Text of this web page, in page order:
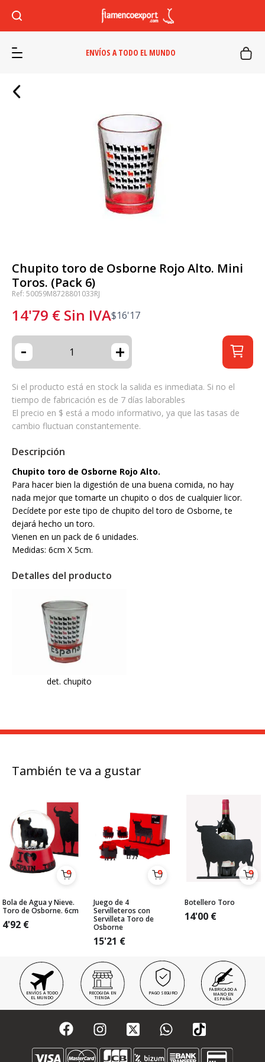
ENVÍOS A TODO EL MUNDO
Chupito toro de Osborne Rojo Alto. Mini
Toros. (Pack 6)
Ref: 50059M8728801033RJ
14'79 € Sin IVA$16'17
- +
Si el producto está en stock la salida es inmediata. Si no el
tiempo de fabricación es de 7 días laborables
El precio en $ está a modo informativo, ya que las tasas de
cambio fluctuan constantemente.
Descripción
Chupito toro de Osborne Rojo Alto.
Para hacer bien la digestión de una buena comida, no hay
nada mejor que tomarte un chupito o dos de cualquier licor.
Decídete por este tipo de chupito del toro de Osborne, te
dejará hecho un toro.
Vienen en un pack de 6 unidades.
Medidas: 6cm X 5cm.
Detalles del producto
det. chupito
También te va a gustar
Bola de Agua y Nieve.
Toro de Osborne. 6cm
4'92 €
Juego de 4
Servilleteros con
Servilleta Toro de
Osborne
15'21 €
Botellero Toro
14'00 €
ENVÍOS A TODO
EL MUNDO
RECOGIDA EN
TIENDA
PAGO SEGURO
FABRICADO A
MANO EN
ESPAÑA